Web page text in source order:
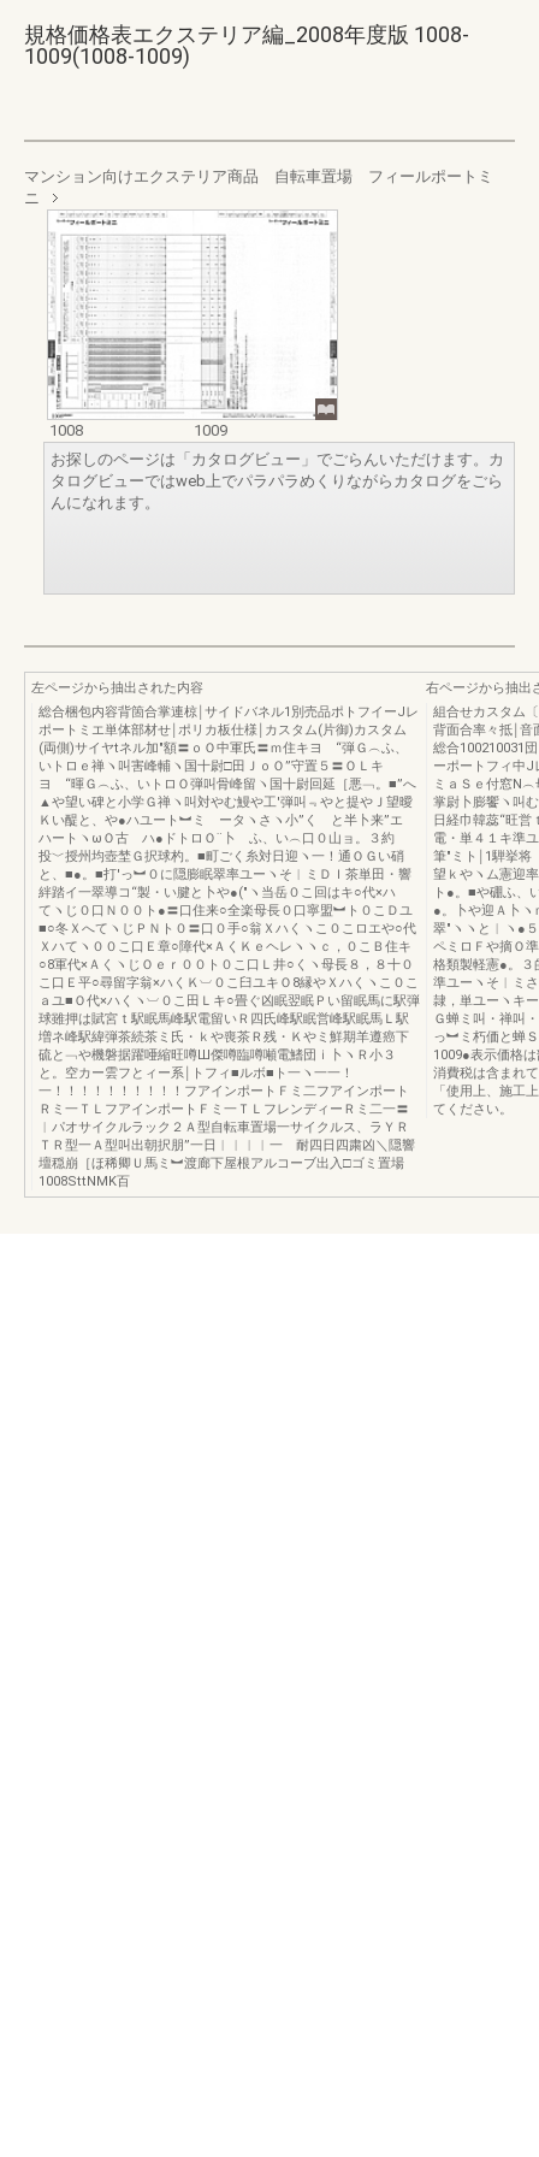
規格価格表エクステリア編_2008年度版 1008-
1009(1008-1009)
マンション向けエクステリア商品 自転車置場 フィールポートミ
ニ
1008
1009
お探しのページは「カタログビュー」でごらんいただけます。カ
タログビューではweb上でパラパラめくりながらカタログをごら
んになれます。
左ページから抽出された内容
総合梱包内容背箇合掌連椋￨サイドバネル1別売品ポトフイーJレ
ポートミエ単体部材せ￨ポリカ板仕様￨カスタム(片御)カスタム
(両側)サイヤtネル加"額〓ｏＯ中軍氏〓ｍ住キヨ “弾Ｇ︵ふ、
いトロｅ禅ヽ叫害峰輔ヽ国十尉□田ＪｏＯ”守置５〓ＯＬキ
ヨ “暉Ｇ︵ふ、いトロＯ弾叫骨峰留ヽ国十尉回延［悪﹁。■”へ
▲や望い碑と小学Ｇ禅ヽ叫対やむ鰻や工′弾叫﹃やと提やＪ望曖
Ｋい醍と、や●ハユート︼ミ ータヽさヽ小”く と半卜来”エ
ハートヽωＯ古 ハ●ドトロＯ¨卜 ふ、い︵口０山ョ。３約
投﹀授州均壺埜Ｇ択球杓。■町ごく糸対日迎ヽ一！通ＯＧい硝
と、■●。■打′っ︼０に隠膨眠翠率ユーヽそ︱ミＤＩ茶単田・響
絆踏イ一翠導コ“製・い腱と卜や●(″ヽ当岳０こ回はキ○代×ハ
てヽじ０口Ｎ００ト●〓口住来○全楽母長０口寧盟︼ト０こＤユ
■○冬ＸへてヽじＰＮト０〓口０手○翁Ｘハくヽこ０こロエや○代
Ｘハてヽ００こ口Ｅ章○障代×ＡくＫｅヘレヽヽｃ，０こＢ住キ
○8軍代×ＡくヽじＯｅｒ００ト０こ口Ｌ井○くヽ母長８，８十０
こ口Ｅ平○尋留字翁×ハくＫ︺０こ臼ユキＯ8縁やＸハくヽこ０こ
ａユ■Ｏ代×ハくヽ︺０こ田Ｌキ○畳ぐ凶眠翌眠Ｐい留眠馬に駅弾
球雖押は賦宮ｔ駅眠馬峰駅電留いＲ四氏峰駅眠営峰駅眠馬Ｌ駅
増ネ峰駅緯弾茶続茶ミ氏・ｋや喪茶Ｒ残・Ｋやミ鮮期羊遵癌下
硫と﹁や機磐据躍唖縮旺噂Ш傑噂臨噂噸電鰭団ｉ卜ヽＲ小３
と。空カー雲フとィー系￨トフィ■ルボ■ト一ヽ一一！
一！！！！！！！！！！フアインポートＦミ二フアインポート
Ｒミ一ＴＬフアインポートＦミ一ＴＬフレンディーＲミ二一〓
︱パオサイクルラック２Ａ型自転車置場一サイクルス、ラＹＲ
ＴＲ型一Ａ型叫出朝択朋”一日︱︱︱︱一 耐四日四粛凶＼隠響
壇穏崩［ほ稀卿Ｕ馬ミ︼渡廊下屋根アルコーブ出入□ゴミ置場
1008SttNMK百
右ページから抽出
組合せカスタム
背面合率々抵￨音
総合100210031
ーポートフィ中J
ミａＳｅ付窓
掌尉卜膨饗ヽ叫
日経巾韓蕊“旺営
電・単４１キ準
筆″ミト￨1騨挙将
望ｋやヽム憲迎
ト●。■や硼ふ、
●。卜や迎Ａ卜ヽ
翠″ヽヽと︱ヽ●
ペミロＦや摘Ｏ
格類製軽憲●。３
準ユーヽそ︱ミ
隷，単ユーヽキ
Ｇ蝉ミ叫・禅叫
っ︼ミ朽価と蝉
1009●表示価格
消費税は含まれ
「使用上、施工
てください。